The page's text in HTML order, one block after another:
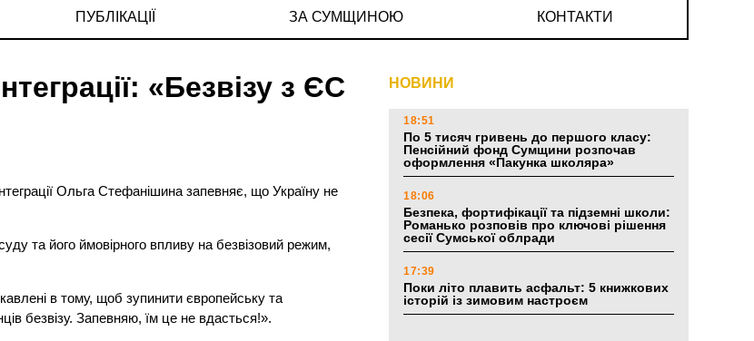
ПУБЛІКАЦІЇ ЗА СУМЩИНОЮ КОНТАКТИ
«Безвізу з ЄС
Ольга Стефанішина запевняє, що Україну не
та його ймовірного впливу на безвізовий режим,
в тому, щоб зупинити європейську та
безвізу. Запевняю, їм це не вдасться!».
НОВИНИ
18:51
По 5 тисяч гривень до першого класу:
Пенсійний фонд Сумщини розпочав
оформлення «Пакунка школяра»
18:06
Безпека, фортифікації та підземні школи:
Романько розповів про ключові рішення
сесії Сумської облради
17:39
Поки літо плавить асфальт: 5 книжкових
історій із зимовим настроєм